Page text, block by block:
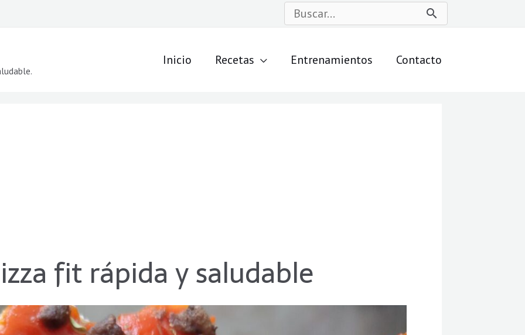
Buscar
Inicio Recetas Entrenamientos Contacto
fit rápida y saludable